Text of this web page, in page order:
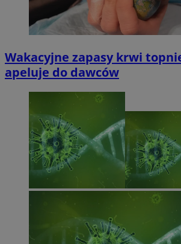
Wakacyjne zapasy krwi
apeluje do dawców